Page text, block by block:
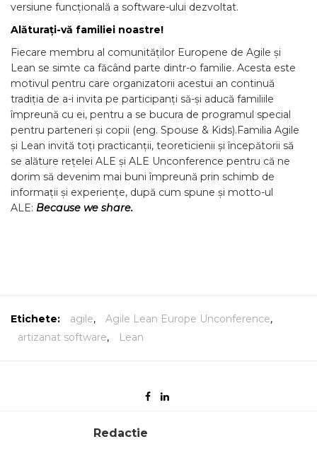
versiune funcțională a software-ului dezvoltat.
Alăturați-vă familiei noastre!
Fiecare membru al comunităților Europene de Agile și
Lean se simte ca făcând parte dintr-o familie. Acesta este
motivul pentru care organizatorii acestui an continuă
tradiția de a-i invita pe participanți să-și aducă familiile
împreună cu ei, pentru a se bucura de programul special
pentru parteneri și copii (eng. Spouse & Kids).Familia Agile
și Lean invită toți practicanții, teoreticienii și începătorii să
se alăture rețelei ALE și ALE Unconference pentru că ne
dorim să devenim mai buni împreună prin schimb de
informații și experiențe, după cum spune și motto-ul
ALE: Because we share.
Etichete: agile, Agile Lean Europe Unconference,
artizanat software, Lean
Redactie